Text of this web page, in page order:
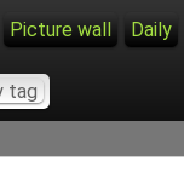
Picture wall Daily